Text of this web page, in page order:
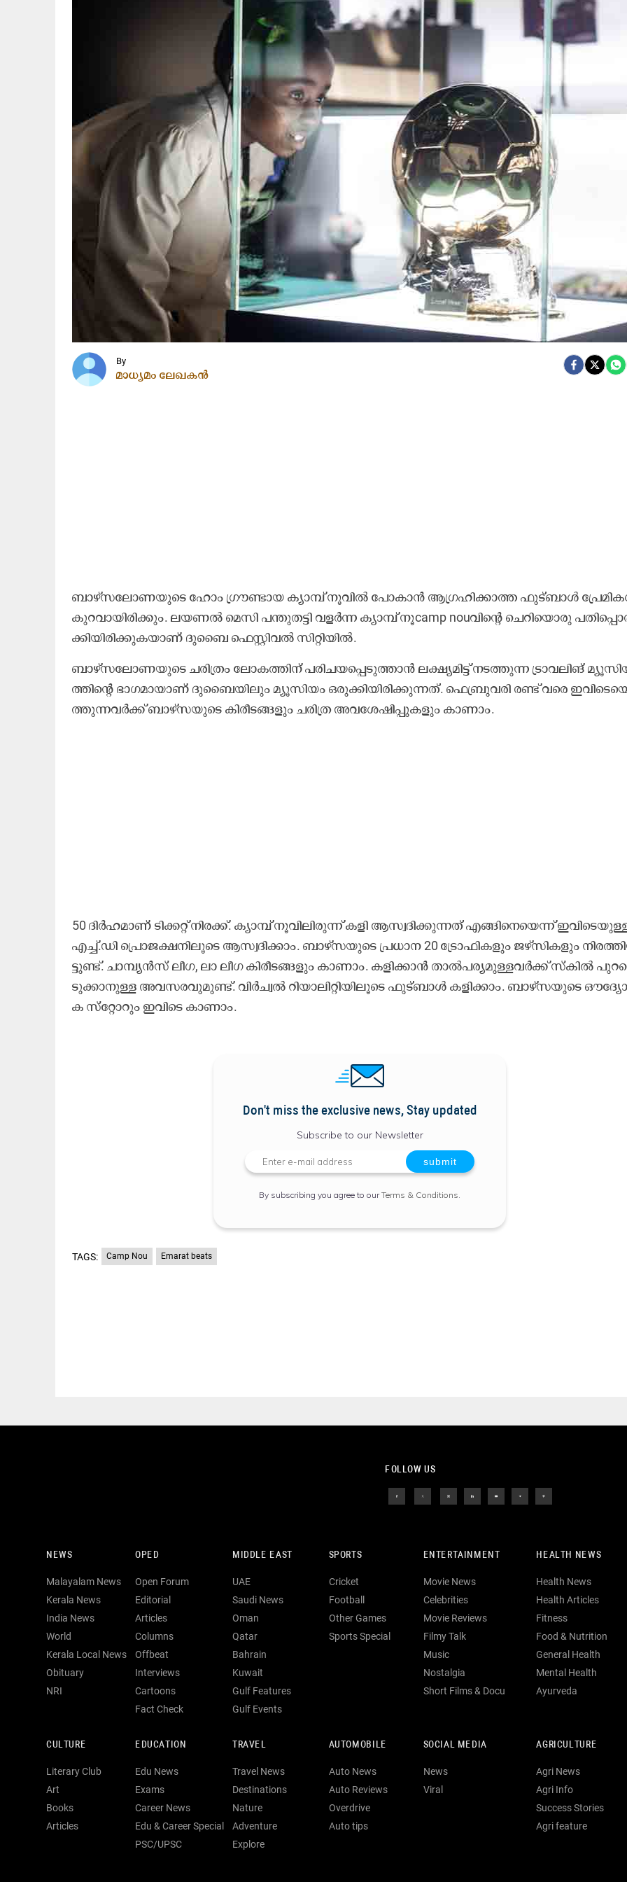
By
മാധ്യമം ലേഖകൻ
​ബാ​ഴ്​​സ​ലോ​ണ​യു​ടെ ഹോം ​ഗ്രൗ​ണ്ടാ​യ ക്യാ​മ്പ്​ നൂ​വി​ൽ പോ​കാ​ൻ ആ​ഗ്ര​ഹി​ക്കാ​ത്ത ഫു​ട്​​ബാ​ൾ
കു​റ​വാ​യി​രി​ക്കും. ല​യ​ണ​ൽ മെ​സി പ​ന്തു​ത​ട്ടി വ​ള​ർ​ന്ന ക്യാ​മ്പ്​ നൂ​camp nouവി​ന്‍റെ ചെ​റി​യൊ​രു
ക്കി​യി​രി​ക്കു​ക​യാ​ണ്​ ദു​ബൈ ഫെ​സ്റ്റി​വ​ൽ സി​റ്റി​യി​ൽ.
ബാ​ഴ്​​സ​ലോ​ണ​യു​ടെ ച​രി​ത്രം ലോ​ക​ത്തി​ന്​ പ​രി​ച​യ​പ്പെ​ടു​ത്താ​ൻ ല​ക്ഷ്യ​മി​ട്ട്​ ന​ട​ത്തു​ന്ന ട്രാ​വ​ലി​ങ്​
ത്തി​ന്‍റെ ഭാ​ഗ​മാ​യാ​ണ്​ ദു​ബൈ​യി​ലും മ്യൂ​സി​യം ഒ​രു​ക്കി​യി​രി​ക്കു​ന്ന​ത്. ഫെ​ബ്രു​വ​രി ര​ണ്ട്​ വ​രെ
ത്തു​ന്ന​വ​ർ​ക്ക്​ ബാ​ഴ്സ​യു​ടെ കി​രീ​ട​ങ്ങ​ളും ച​രി​ത്ര അ​വ​ശേ​ഷി​പ്പു​ക​ളും കാ​ണാം.
50 ദി​ർ​ഹ​മാ​ണ്​ ടി​ക്ക​റ്റ്​ നി​ര​ക്ക്. ക്യാ​മ്പ്​ നൂ​വി​ലി​രു​ന്ന്​ ക​ളി ആ​സ്വ​ദി​ക്കു​ന്ന​ത്​ എ​ങ്ങി​നെ​യെ​ന്ന്​
എ​ച്ച്.​ഡി ​പ്രൊ​ജ​ക്ഷ​നി​ലൂ​ടെ ആ​സ്വ​ദി​ക്കാം. ബാ​ഴ്​​സ​യു​ടെ പ്ര​ധാ​ന 20 ട്രോ​ഫി​ക​ളും ജ​ഴ്​​സി​ക​ളും
ട്ടു​ണ്ട്. ചാ​മ്പ്യ​ൻ​സ്​ ലീ​ഗ, ലാ ​ലീ​ഗ കി​രീ​ട​ങ്ങ​ളും കാ​ണാം. ക​ളി​ക്കാ​ൻ താ​ൽ​പ​ര്യ​മു​ള്ള​വ​ർ​ക്ക്​ സ്കി​ൽ
ടു​ക്കാ​നു​ള്ള അ​വ​സ​ര​വു​മു​ണ്ട്. വി​ർ​ച്വ​ൽ റി​യാ​ലി​റ്റി​യി​ലൂ​ടെ ഫു​ട്​​ബാ​ൾ ക​ളി​ക്കാം. ബാ​ഴ്​​സ​യു​ടെ
ക സ്​​റ്റോ​റും ഇ​വി​ടെ കാ​ണാം.
Don't miss the exclusive news, Stay updated
Subscribe to our Newsletter
By subscribing you agree to ourTerms & Conditions
TAGS: Camp Nou Emarat beats
FOLLOW US
NEWS
Malayalam News
Kerala News
India News
World
Kerala Local News
Obituary
NRI
OPED
Open Forum
Editorial
Articles
Columns
Offbeat
Interviews
Cartoons
Fact Check
MIDDLE EAST
UAE
Saudi News
Oman
Qatar
Bahrain
Kuwait
Gulf Features
Gulf Events
SPORTS
Cricket
Football
Other Games
Sports Special
ENTERTAINMENT
Movie News
Celebrities
Movie Reviews
Filmy Talk
Music
Nostalgia
Short Films & Docu
HEALTH NEWS
Health News
Health Articles
Fitness
Food & Nutrition
General Health
Mental Health
Ayurveda
CULTURE
Literary Club
Art
Books
Articles
EDUCATION
Edu News
Exams
Career News
Edu & Career Special
PSC/UPSC
TRAVEL
Travel News
Destinations
Nature
Adventure
Explore
AUTOMOBILE
Auto News
Auto Reviews
Overdrive
Auto tips
SOCIAL MEDIA
News
Viral
AGRICULTURE
Agri News
Agri Info
Success Stories
Agri feature